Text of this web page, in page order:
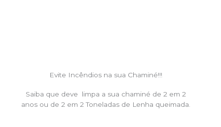
Evite Incêndios na sua Chaminé!!!
Saiba que deve limpa a sua chaminé de 2 em 2
anos ou de 2 em 2 Toneladas de Lenha queimada.